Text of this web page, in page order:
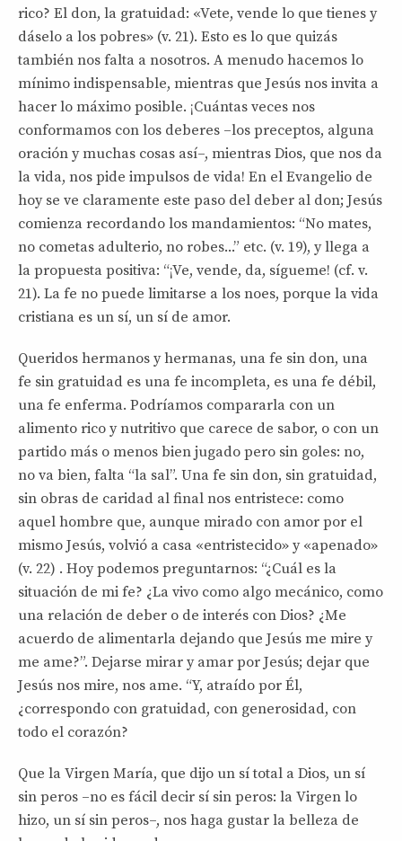
rico? El don, la gratuidad: «Vete, vende lo que tienes y
dáselo a los pobres» (v. 21). Esto es lo que quizás
también nos falta a nosotros. A menudo hacemos lo
mínimo indispensable, mientras que Jesús nos invita a
hacer lo máximo posible. ¡Cuántas veces nos
conformamos con los deberes –los preceptos, alguna
oración y muchas cosas así–, mientras Dios, que nos da
la vida, nos pide impulsos de vida! En el Evangelio de
hoy se ve claramente este paso del deber al don; Jesús
comienza recordando los mandamientos: “No mates,
no cometas adulterio, no robes...” etc. (v. 19), y llega a
la propuesta positiva: “¡Ve, vende, da, sígueme! (cf. v.
21). La fe no puede limitarse a los noes, porque la vida
cristiana es un sí, un sí de amor.
Queridos hermanos y hermanas, una fe sin don, una
fe sin gratuidad es una fe incompleta, es una fe débil,
una fe enferma. Podríamos compararla con un
alimento rico y nutritivo que carece de sabor, o con un
partido más o menos bien jugado pero sin goles: no,
no va bien, falta “la sal”. Una fe sin don, sin gratuidad,
sin obras de caridad al final nos entristece: como
aquel hombre que, aunque mirado con amor por el
mismo Jesús, volvió a casa «entristecido» y «apenado»
(v. 22) . Hoy podemos preguntarnos: “¿Cuál es la
situación de mi fe? ¿La vivo como algo mecánico, como
una relación de deber o de interés con Dios? ¿Me
acuerdo de alimentarla dejando que Jesús me mire y
me ame?”. Dejarse mirar y amar por Jesús; dejar que
Jesús nos mire, nos ame. “Y, atraído por Él,
¿correspondo con gratuidad, con generosidad, con
todo el corazón?
Que la Virgen María, que dijo un sí total a Dios, un sí
sin peros –no es fácil decir sí sin peros: la Virgen lo
hizo, un sí sin peros–, nos haga gustar la belleza de